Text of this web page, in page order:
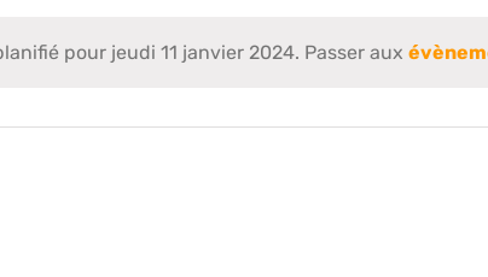
pour jeudi 11 janvier 2024. Passer aux